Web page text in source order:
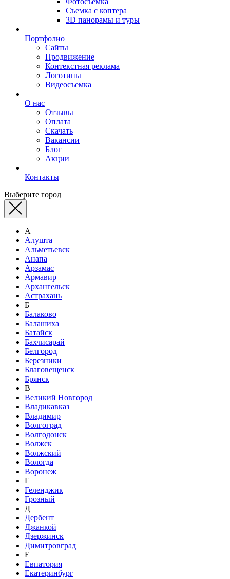
Съемка с коптера
3D панорамы и туры
Портфолио
Сайты
Продвижение
Контекстная реклама
Логотипы
Видеосъемка
О нас
Отзывы
Оплата
Скачать
Вакансии
Блог
Акции
Контакты
Выберите город
А
Алушта
Альметьевск
Анапа
Арзамас
Армавир
Архангельск
Астрахань
Б
Балаково
Балашиха
Батайск
Бахчисарай
Белгород
Березники
Благовещенск
Брянск
В
Великий Новгород
Владикавказ
Владимир
Волгоград
Волгодонск
Волжск
Волжский
Вологда
Воронеж
Г
Геленджик
Грозный
Д
Дербент
Джанкой
Дзержинск
Димитровград
Е
Евпатория
Екатеринбург